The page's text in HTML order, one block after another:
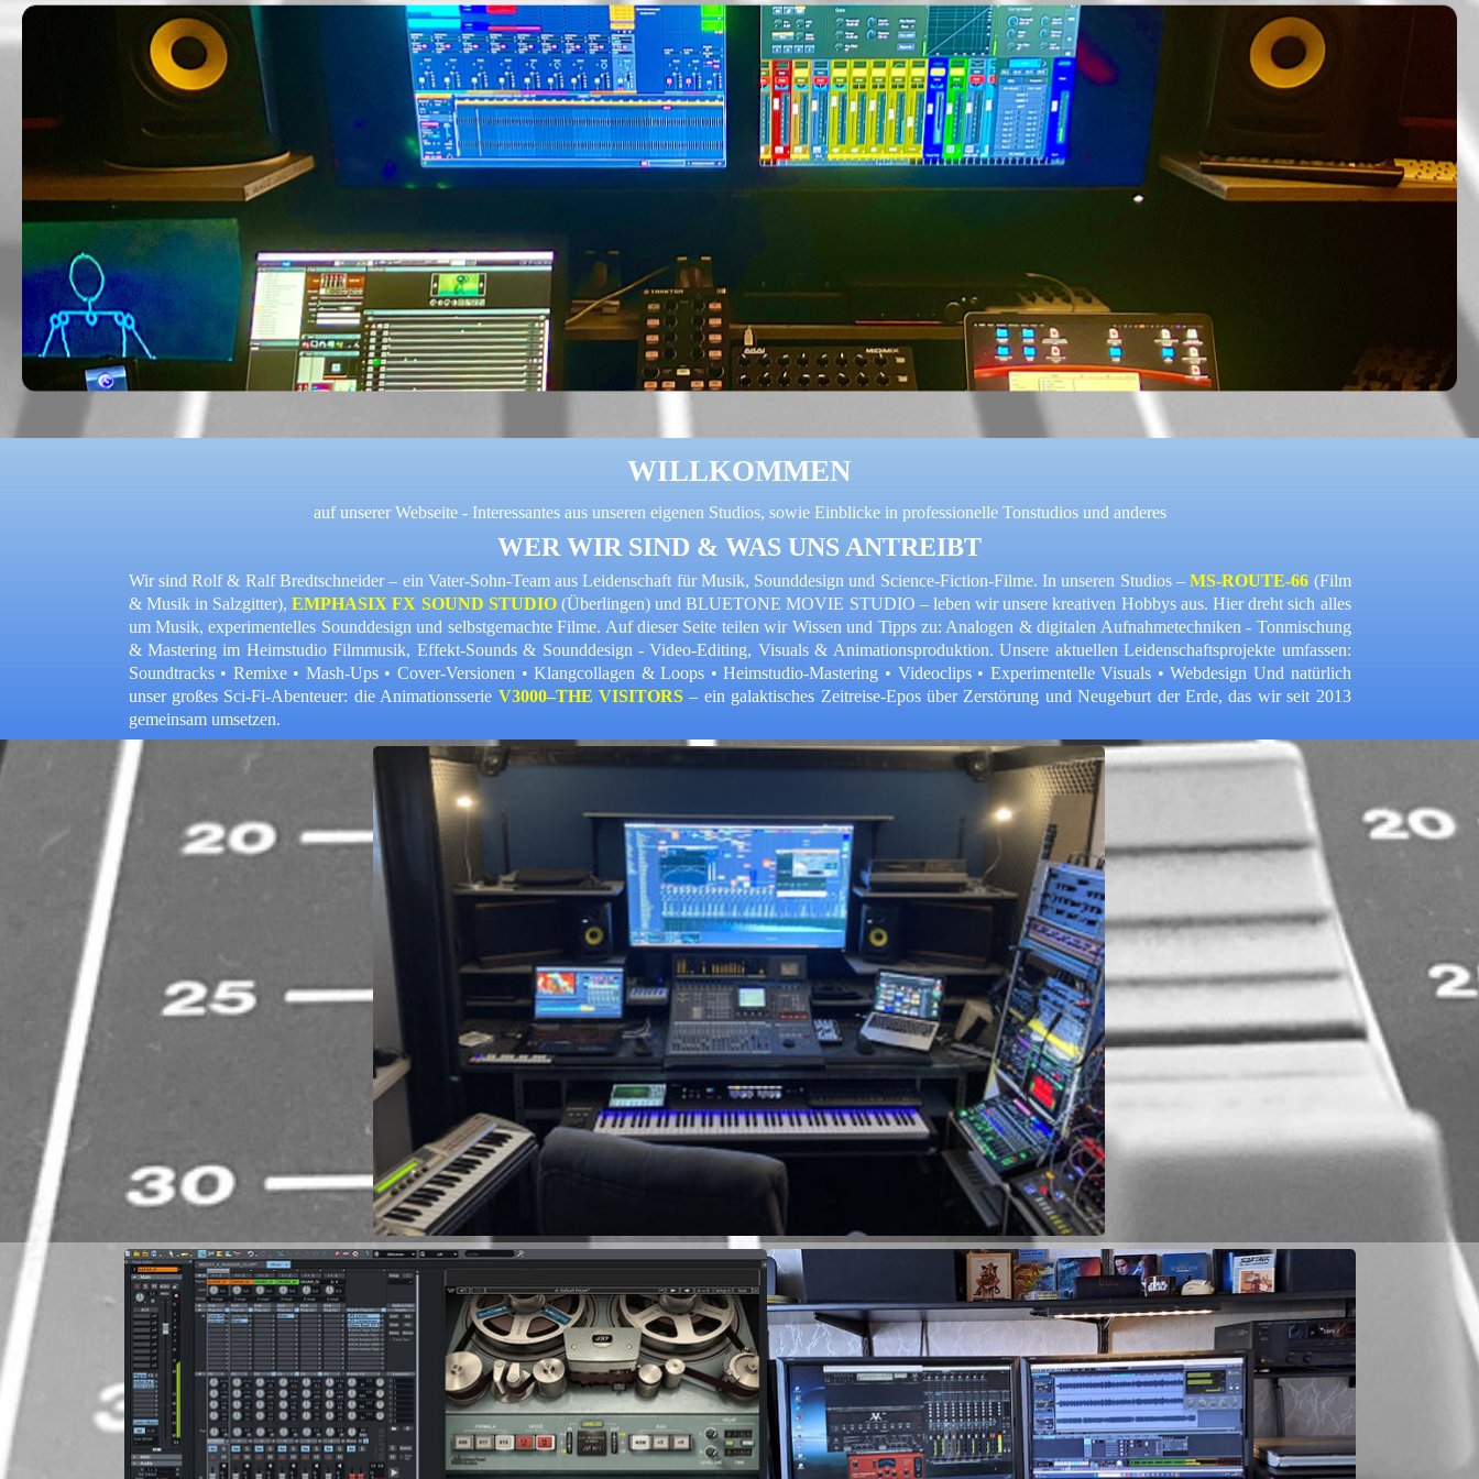
WILLKOMMEN
auf unserer Webseite - Interessantes aus unseren eigenen Studios, sowie Einblicke in professionelle Tonstudios und anderes
WER WIR SIND & WAS UNS ANTREIBT
Wir sind Rolf & Ralf Bredtschneider – ein Vater-Sohn-Team aus Leidenschaft für Musik, Sounddesign und Science-Fiction-Filme. In unseren Studios –MS-ROUTE-66 (Film
& Musik in Salzgitter),EMPHASIX FX SOUND STUDIO(Überlingen) undBLUETONE MOVIE STUDIO – leben wir unsere kreativen Hobbys aus.Hier dreht sich alles
umMusik,experimentelles Sounddesignund selbstgemachte Filme. Auf dieser Seite teilen wir Wissen und Tipps zu: Analogen & digitalen Aufnahmetechniken - Tonmischung
& Mastering im HeimstudioFilmmusik, Effekt-Sounds & Sounddesign -Video-Editing, Visuals & Animationsproduktion.Unsere aktuellen Leidenschaftsprojekte umfassen:
Soundtracks • Remixe • Mash-Ups • Cover-Versionen • Klangcollagen & Loops •Heimstudio-Mastering • Videoclips • Experimentelle Visuals • Webdesign Und natürlich
unser großes Sci-Fi-Abenteuer: die Animationsserie V3000–THE VISITORS– ein galaktisches Zeitreise-Epos über Zerstörung und Neugeburt der Erde, das wir seit 2013
gemeinsam umsetzen.